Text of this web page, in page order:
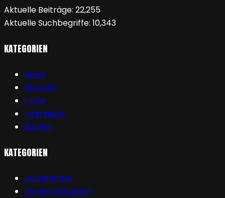
Aktuelle Beiträge: 22,255
Aktuelle Suchbegriffe: 10,343
KATEGORIEN
News
Reviews
Filme
Interviews
Bücher
KATEGORIEN
Vorberichte
Veranstaltungen